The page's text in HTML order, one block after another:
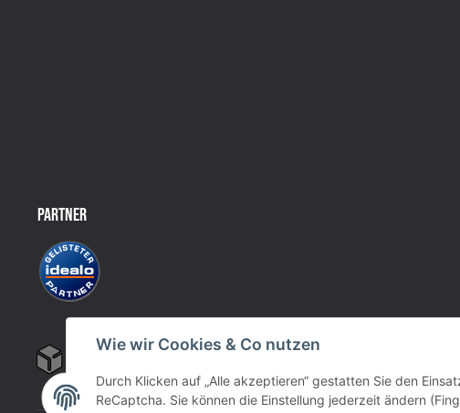
PARTNER
Wie wir Cookies & Co nutzen
Durch Klicken auf „Alle akzeptieren“ gestatten Sie den
ReCaptcha. Sie können die Einstellung jederzeit ändern